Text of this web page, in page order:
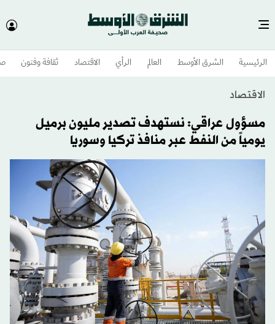
الرئيسية الشرق الأوسط​ العالم الرأي الاقتصاد ثقافة وفنون
الاقتصاد
مسؤول عراقي: نستهدف تصدير مليون برميل
يومياً من النفط عبر منافذ تركيا وسوريا